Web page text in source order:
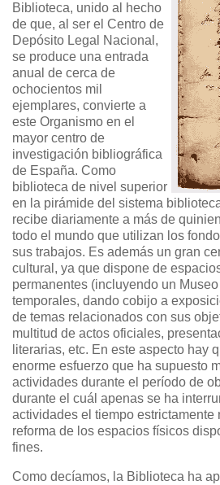
Biblioteca, unido al hecho
de que, al ser el Centro de
Depósito Legal Nacional,
se produce una entrada
anual de cerca de
ochocientos mil
ejemplares, convierte a
este Organismo en el
mayor centro de
investigación bibliográfica
de España. Como
biblioteca de nivel superior
en la pirámide del sistema
recibe diariamente a más de
todo el mundo que utilizan los
sus trabajos. Es además un gran
cultural, ya que dispone de
permanentes (incluyendo un
temporales, dando cobijo a
de temas relacionados con sus
multitud de actos oficiales,
literarias, etc. En este aspecto hay
enorme esfuerzo que ha supuesto
actividades durante el período de
durante el cuál apenas se ha
actividades el tiempo estrictamente
reforma de los espacios físicos
fines.
Como decíamos, la Biblioteca ha